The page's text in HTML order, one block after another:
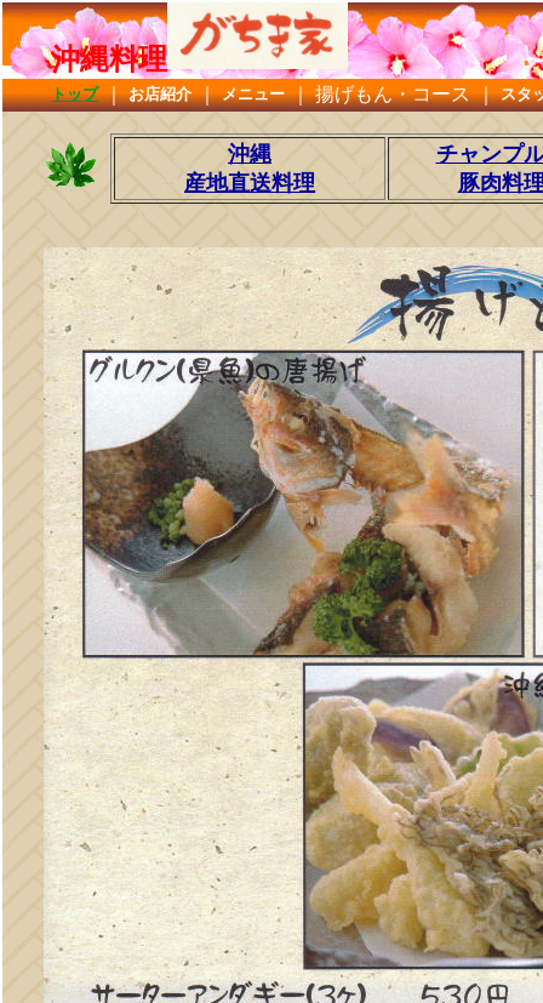
沖縄料理
トップ ｜ お店紹介 ｜ メニュー ｜ 揚げもん・コース ｜ スタ
沖縄
産地直送料理
チャンプ
豚肉料